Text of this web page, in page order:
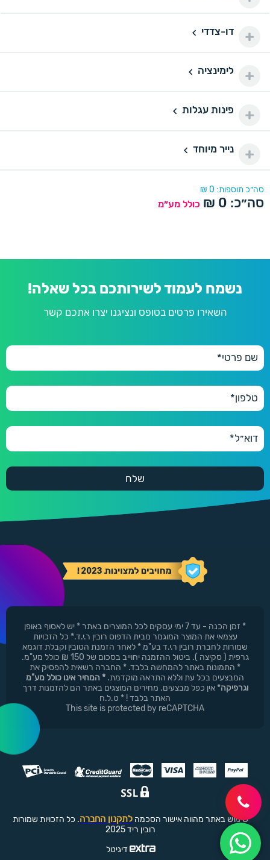
200 יחידות
110 ₪
160 ₪
דו-צדדידו-צדדי
לימינציהלימינציה
פינות עגלות
פינות עגלות
נייר מיוחדנייר מיוחד
סה״כ תוספות: 0
₪
סה״כ: 0
₪ כולל מע״מ
נשמח לעמוד לשירותכם בכל שאלה!
השאירו פרטים בטופס ונציגנו יצרו אתכם קשר
* זמן הכנה - עד 7 ימי עסקים לכל המוצרים באתר * יש לאסוף באופן
עצמאי את המוצר המוגמר מבית הדפוס רובין ר.י.ד.* כל הזכויות
שמורות לחברת רובין ר.י.ד בע"מ * לאחר הזמנת הטובין וקבלת דוגמא
גרפית ( סקיצה ). ביטול ההזמנה יחוייב בסכום של 150 ₪ כולל מע"מ.
* התמונות באתר להמחשה בלבד. * החברה רשאית להפסיק את
המבצעים בכל עת וללא התראה מוקדמת. * המחיר אינו כולל מע"מ
וגרפיקה* אין כפל מבצעים. מחירים המוצגים באתר הם להזמנות דרך
האתר בלבד ! * ט.ל.ח
This site is protected by reCAPTCHA
שימוש באתר מהווה אישור הסכמה לתקנון החברה. כל הזכויות שמורות
רובין ריד 2025
דיגיטל